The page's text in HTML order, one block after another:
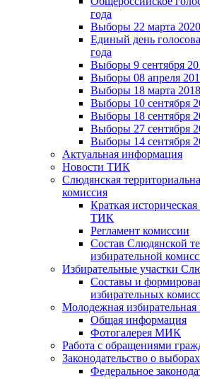
года
Выборы 22 марта
Единый день
года
Выборы 9 сентября
Выборы 08 апреля
Выборы 18 марта
Выборы 10 сентября
Выборы 18 сентября
Выборы 27 сентября
Выборы 14 сентября
Актуальная информация
Новости ТИК
Слюдянская
комиссия
Краткая
ТИК
Регламент комиссии
Состав Слюдянской
избирательной
Избирательные участки
Составы и
избирательных
Молодежная избирательная
Общая информация
Фотогалерея МИК
Работа с обращениями
Законодательство о
Федеральное